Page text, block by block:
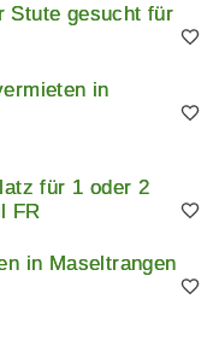
Stute gesucht für
in
für 1 oder 2
FR
in Maseltrangen